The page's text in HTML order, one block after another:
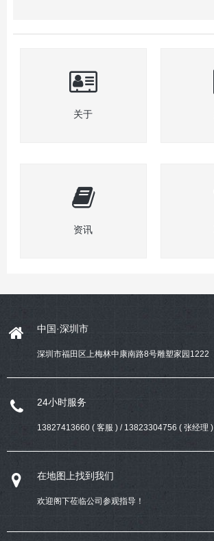
关于
资讯
中国·深圳市
深圳市福田区上梅林中康南路8号雕塑家园1222
24小时服务
13827413660 ( 客服 ) / 13823304756 ( 张经理 )
在地图上找到我们
欢迎阁下莅临公司参观指导！